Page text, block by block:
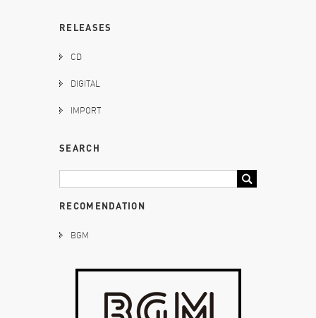
RELEASES
CD
DIGITAL
IMPORT
SEARCH
RECOMENDATION
BGM